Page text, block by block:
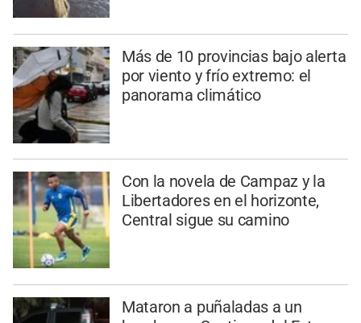
Más de 10 provincias bajo alerta
por viento y frío extremo: el
panorama climático
Con la novela de Campaz y la
Libertadores en el horizonte,
Central sigue su camino
Mataron a puñaladas a un